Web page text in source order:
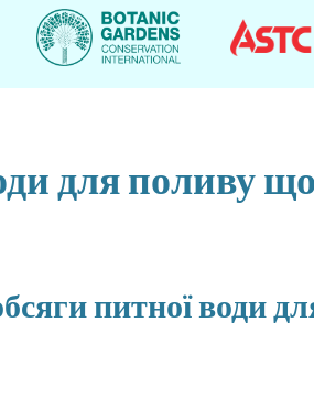
для поливу
питної води